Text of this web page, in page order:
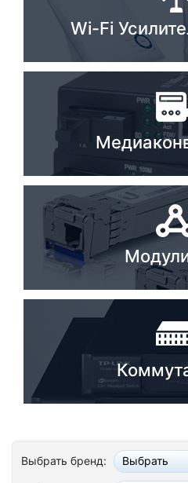
Wi-Fi
Выбрать бренд: Выбрать